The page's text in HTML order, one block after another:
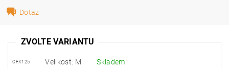
Dotaz
ZVOLTE VARIANTU
CFX125 Velikost: M Skladem